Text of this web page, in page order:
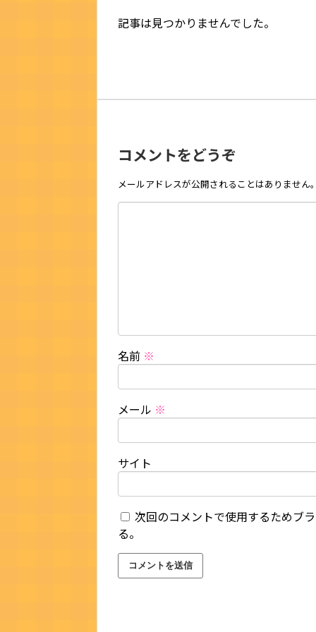
記事は見つかりませんでした。
コメントをどうぞ
メールアドレスが公開されることはありません
名前 ※
メール ※
サイト
次回のコメントで使用するためブ
る。